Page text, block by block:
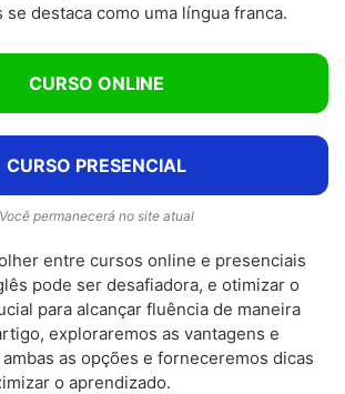
destaca como uma língua franca.
CURSO ONLINE
CURSO PRESENCIAL
Você permanecerá no site atual
entre cursos online e presenciais
pode ser desafiadora, e otimizar o
para alcançar fluência de maneira
exploraremos as vantagens e
as opções e forneceremos dicas
o aprendizado.